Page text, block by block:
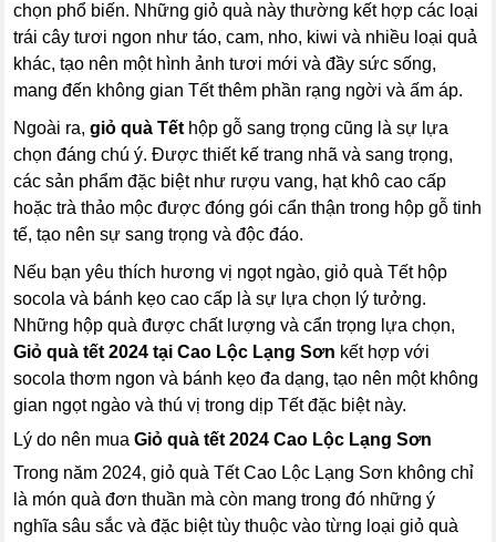
chọn phổ biến. Những giỏ quà này thường kết hợp các loại
trái cây tươi ngon như táo, cam, nho, kiwi và nhiều loại quả
khác, tạo nên một hình ảnh tươi mới và đầy sức sống,
mang đến không gian Tết thêm phần rạng ngời và ấm áp.
Ngoài ra,giỏ quà Tết hộp gỗ sang trọng cũng là sự lựa
chọn đáng chú ý. Được thiết kế trang nhã và sang trọng,
các sản phẩm đặc biệt như rượu vang, hạt khô cao cấp
hoặc trà thảo mộc được đóng gói cẩn thận trong hộp gỗ tinh
tế, tạo nên sự sang trọng và độc đáo.
Nếu bạn yêu thích hương vị ngọt ngào, giỏ quà Tết hộp
socola và bánh kẹo cao cấp là sự lựa chọn lý tưởng.
Những hộp quà được chất lượng và cẩn trọng lựa chọn,
Giỏ quà tết 2024 tại Cao Lộc Lạng Sơn kết hợp với
socola thơm ngon và bánh kẹo đa dạng, tạo nên một không
gian ngọt ngào và thú vị trong dịp Tết đặc biệt này.
Lý do nên muaGiỏ quà tết 2024 Cao Lộc Lạng Sơn
Trong năm 2024, giỏ quà Tết Cao Lộc Lạng Sơn không chỉ
là món quà đơn thuần mà còn mang trong đó những ý
nghĩa sâu sắc và đặc biệt tùy thuộc vào từng loại giỏ quà